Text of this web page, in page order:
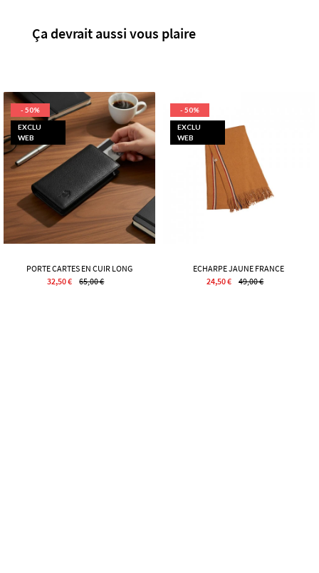
Ça devrait aussi vous plaire
EXCLU
WEB
PORTE CARTES EN CUIR LONG
- 50%
32,50 € 65,00 €
EXCLU
WEB
ECHARPE JAUNE FRANCE
- 50%
24,50 € 49,00 €